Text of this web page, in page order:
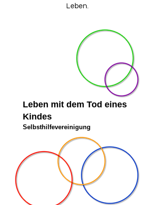
Leben.
Leben mit dem Tod eines
Kindes
Selbsthilfevereinigung